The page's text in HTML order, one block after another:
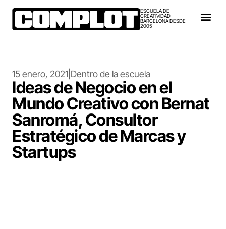
ESCUELA DE
CREATIVIDAD
BARCELONA DESDE
2005
15 enero, 2021 Dentro de la escuela
Ideas de Negocio en el
Mundo Creativo con Bernat
Sanromá, Consultor
Estratégico de Marcas y
Startups